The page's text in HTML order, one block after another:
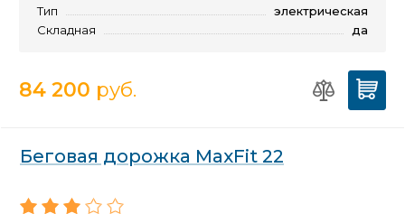
Тип
электрическая
Складная
да
84 200 руб.
Беговая дорожка MaxFit 22